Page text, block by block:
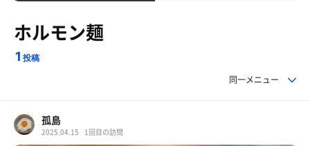
ホルモン麺
1 投稿
同一メニュー
孤島
2025.04.15 1回目の訪問